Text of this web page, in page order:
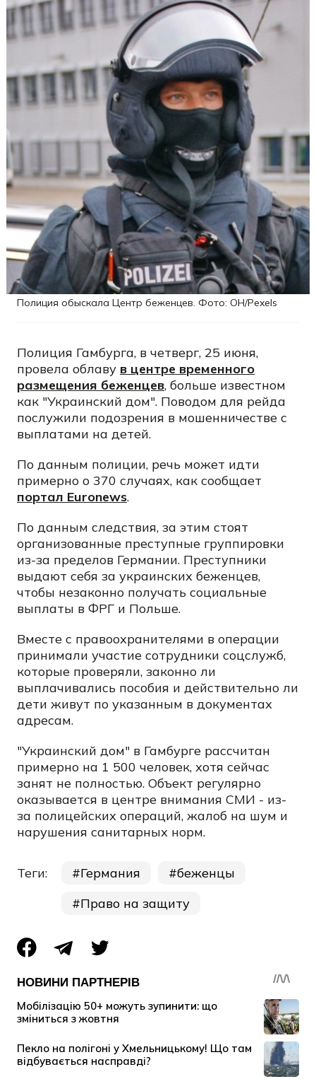
Полиция обыскала Центр беженцев. Фото: ОН/Pexels
Полиция Гамбурга, в четверг, 25 июня,
провела облаву в центре временного
размещения беженцев, больше известном
как "Украинский дом". Поводом для рейда
послужили подозрения в мошенничестве с
выплатами на детей.
По данным полиции, речь может идти
примерно о 370 случаях, как сообщает
портал Euronews.
По данным следствия, за этим стоят
организованные преступные группировки
из-за пределов Германии. Преступники
выдают себя за украинских беженцев,
чтобы незаконно получать социальные
выплаты в ФРГ и Польше.
Вместе с правоохранителями в операции
принимали участие сотрудники соцслужб,
которые проверяли, законно ли
выплачивались пособия и действительно ли
дети живут по указанным в документах
адресам.
"Украинский дом" в Гамбурге рассчитан
примерно на 1 500 человек, хотя сейчас
занят не полностью. Объект регулярно
оказывается в центре внимания СМИ - из-
за полицейских операций, жалоб на шум и
нарушения санитарных норм.
Теги: Германия
беженцы
Право на защиту